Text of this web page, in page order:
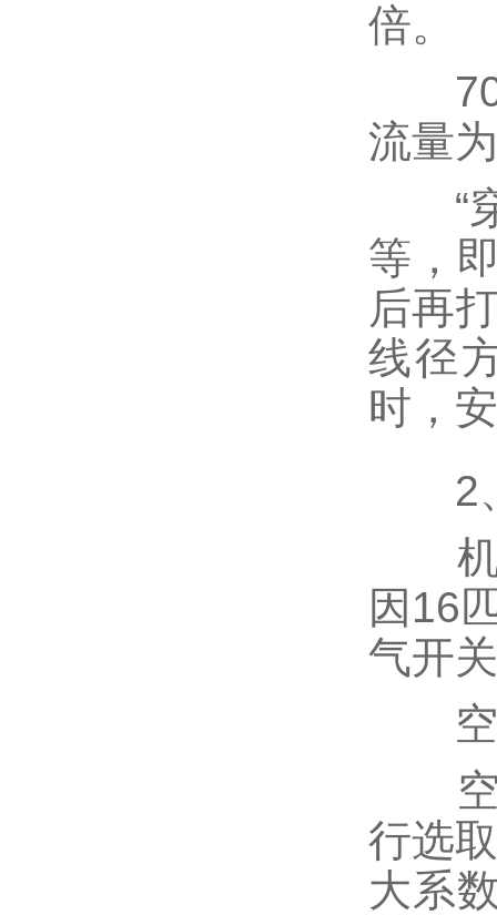
倍。
70
流量
“穿
等，
后再
线径
时，
2、
机
因16
气开
空
空
行选
大系